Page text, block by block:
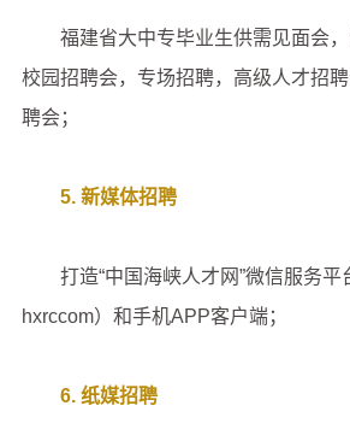
福建省大中专毕业生供需见面会，
校园招聘会，专场招聘，高级人才招
聘会；
5. 新媒体招聘
打造“中国海峡人才网”微信服务平
hxrccom）和手机APP客户端；
6. 纸媒招聘